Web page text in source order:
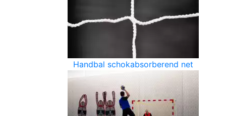
Handbal schokabsorberend net